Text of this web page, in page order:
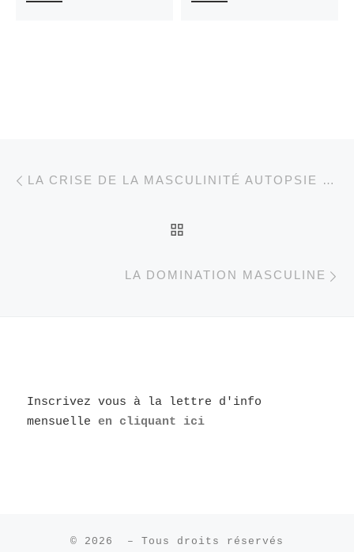
Parcourir les LA CRISE DE LA MASCULINITÉ AUTOPSIE D’UN MYTHE TENACE
LA DOMINATION MASCULINE
Inscrivez vous à la lettre d'info
mensuelleen cliquant ici
© 2026 – Tous droits réservés